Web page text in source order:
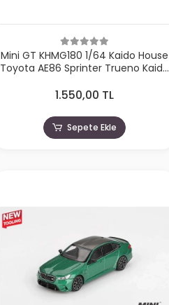
Mini GT KHMG180 1/64 Kaido House
Toyota AE86 Sprinter Trueno Kaido
1.550,00 TL
Sepete Ekle